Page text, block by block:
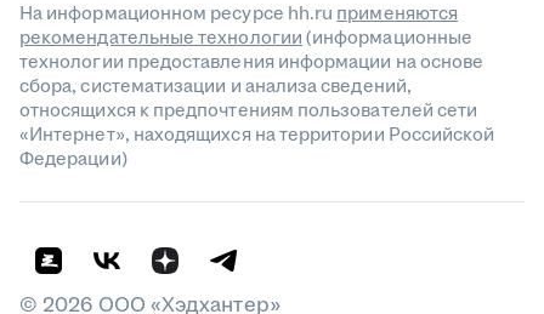
На информационном ресурсе hh.ru применяются
рекомендательные технологии(информационные
технологии предоставления информации на основе
сбора, систематизации и анализа сведений,
относящихся к предпочтениям пользователей сети
«Интернет», находящихся на территории Российской
Федерации)
© 2026 ООО «Хэдхантер»